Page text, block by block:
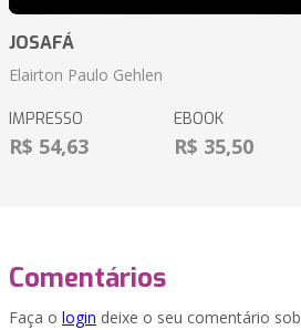
JOSAFÁ
Elairton Paulo Gehlen
IMPRESSO
R$ 54,63
EBOOK
R$ 35,50
Comentários
Faça o login deixe o seu comentário